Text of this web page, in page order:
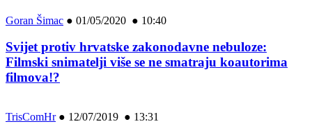
Goran Šimac ● 01/05/2020 ● 10:40
Svijet protiv hrvatske zakonodavne nebuloze:
Filmski snimatelji više se ne smatraju koautorima
filmova!?
TrisComHr● 12/07/2019 ● 13:31